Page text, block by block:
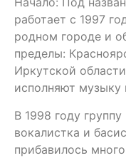
работает с 1997
родном городе и
пределы:
Иркутской
исполняют музыку
В 1998 году
вокалистка и
прибавилось